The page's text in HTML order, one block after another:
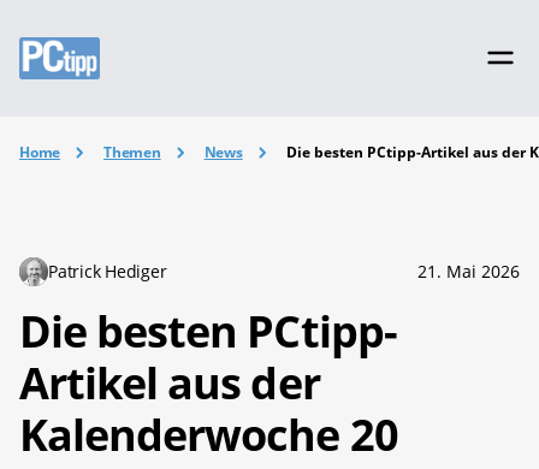
Home Themen News Die besten PCtipp-Artikel aus der
Patrick Hediger 21. Mai 2026
Die besten PCtipp-
Artikel aus der
Kalenderwoche 20